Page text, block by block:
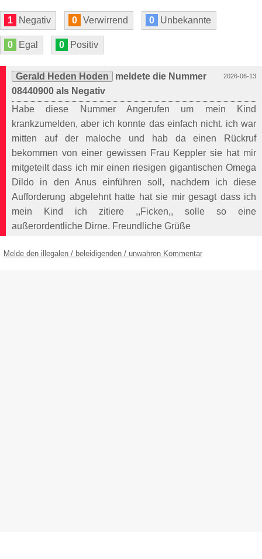
1 Negativ 0 Verwirrend 0 Unbekannte
0 Egal 0 Positiv
2026-06-13
Gerald Heden Hoden
meldete die Nummer
08440900 als Negativ
Habe diese Nummer Angerufen um mein Kind
krankzumelden, aber ich konnte das einfach nicht. ich war
mitten auf der maloche und hab da einen Rückruf
bekommen von einer gewissen Frau Keppler sie hat mir
mitgeteilt dass ich mir einen riesigen gigantischen Omega
Dildo in den Anus einführen soll, nachdem ich diese
Aufforderung abgelehnt hatte hat sie mir gesagt dass ich
mein Kind ich zitiere ,,Ficken,, solle so eine
außerordentliche Dirne. Freundliche Grüße
Melde den illegalen / beleidigenden / unwahren Kommentar